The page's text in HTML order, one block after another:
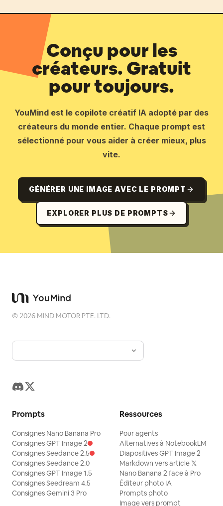
Conçu pour les
créateurs. Gratuit
pour toujours.
YouMind est le copilote créatif IA adopté par des
créateurs du monde entier. Chaque prompt est
sélectionné pour vous aider à créer mieux, plus
vite.
GÉNÉRER UNE IMAGE AVEC LE PROMPT
EXPLORER PLUS DE PROMPTS
©2026 MIND MOTOR PTE. LTD.
Prompts
Consignes Nano Banana Pro
Consignes GPT Image 2
Consignes Seedance 2.5
Consignes Seedance 2.0
Consignes GPT Image 1.5
Consignes Seedream 4.5
Consignes Gemini 3 Pro
Ressources
Pour agents
Alternatives à NotebookLM
Diapositives GPT Image 2
Markdown vers article 𝕏
Nano Banana 2 face à Pro
Éditeur photo IA
Prompts photo
Image vers prompt